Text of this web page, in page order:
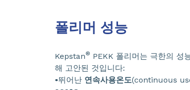
폴리머 성능
Kepstan® PEKK 폴리머는 극한의 성
해 고안된 것입니다:
•뛰어난 연속사용온도(continuous